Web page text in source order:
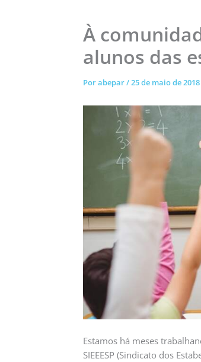
À
alunos das
Porabepar/25 de maio de 2018
Estamos há meses
SIEEESP (Sindicato dos